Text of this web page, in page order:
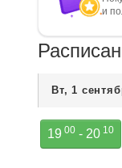
и
Вт, 1
19 00 - 20 10